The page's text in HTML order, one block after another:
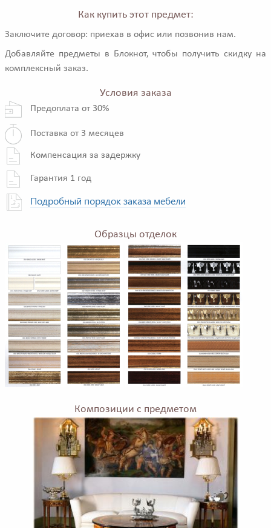
Как купить этот предмет:
Заключите договор: приехав в офис или позвонив нам.
Добавляйте предметы в Блокнот, чтобы получить скидку на
комплексный заказ.
Условия заказа
Предоплата от 30%
Поставка от 3 месяцев
Компенсация за задержку
Гарантия 1 год
Подробный порядок заказа мебели
Образцы отделок
Композиции с предметом